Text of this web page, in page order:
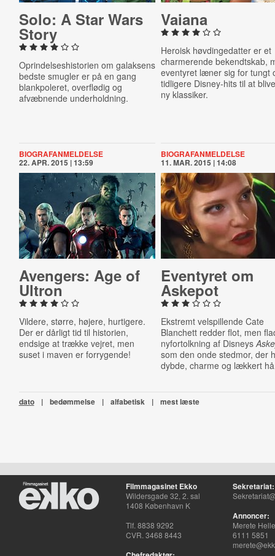
Solo: A Star Wars
Story
Oprindelseshistorien om galaksens
bedste smugler er på en gang
blankpoleret, overflødig og
afvæbnende underholdning.
Vaiana
Heroisk høvdingedatter er et
charmerende bekendtskab,
eventyret læner sig for tungt
tidligere Disney-hits til at
ny klassiker.
BIOGRAFANMELDELSE
22. APR. 2015 | 13:59
Avengers: Age of
Ultron
Vildere, større, højere, hurtigere.
Der er dårligt tid til historien,
endsige at trække vejret, men
suset i maven er forrygende!
BIOGRAFANMELDELSE
11. MAR. 2015 | 14:08
Eventyret om
Askepot
Ekstremt velspillende Cate
Blanchett redder flot, men
nyfortolkning af Disneys
som den onde stedmor, der
dybde, charme og lækkert
dato | bedømmelse | alfabetisk | mest læste
Filmmagasinet Ekko
Wildersgade 32, 2. sal
1408 København K
Tlf. 8838 9292
CVR. 3468 8443
Sekretariat:
Annoncer:
Merete
6111 5851